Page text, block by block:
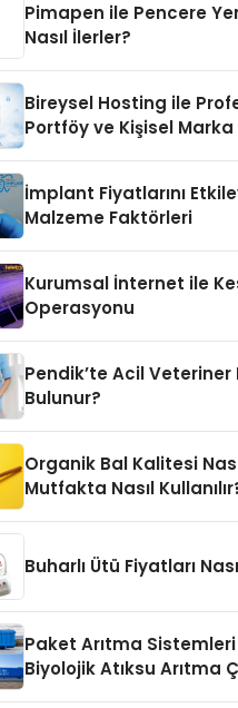
Pimapen ile Pencere
Nasıl İlerler?
Bireysel Hosting ile
Portföy ve Kişisel
İmplant Fiyatlarını
Malzeme Faktörleri
Kurumsal İnternet ile
Operasyonu
Pendik’te Acil Veteriner
Bulunur?
Organik Bal Kalitesi
Mutfakta Nasıl
Buharlı Ütü Fiyatları
Paket Arıtma
Biyolojik Atıksu Arıtma